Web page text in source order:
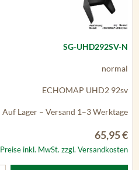
SG-UHD292SV-N
normal
ECHOMAP UHD2 92sv
Auf Lager – Versand 1–3 Werktage
65,95 €
Preise inkl. MwSt. zzgl. Versandkosten